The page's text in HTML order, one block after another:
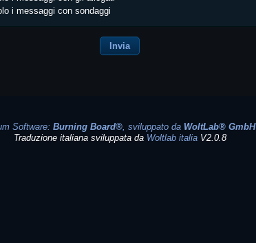
i messaggi con sondaggi
Software: Burning Board®, sviluppato da WoltLab® GmbH
Traduzione italiana sviluppata da Woltlab italiaV2.0.8